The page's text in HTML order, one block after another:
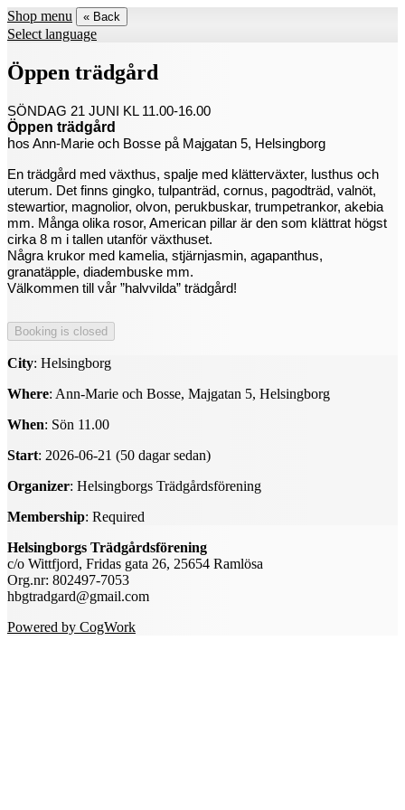
Shop menu « Back
Select language
Öppen trädgård
SÖNDAG 21 JUNI KL 11.00-16.00
Öppen trädgård
hos Ann-Marie och Bosse på Majgatan 5, Helsingborg
En trädgård med växthus, spalje med klätterväxter, lusthus och
uterum. Det finns gingko, tulpanträd, cornus, pagodträd, valnöt,
stewartior, magnolior, olvon, perukbuskar, trumpetrankor, akebia
mm. Många olika rosor, American pillar är den som klättrat högst
cirka 8 m i tallen utanför växthuset.
Några krukor med kamelia, stjärnjasmin, agapanthus,
granatäpple, diadembuske mm.
Välkommen till vår ”halvvilda” trädgård!
City: Helsingborg
Where: Ann-Marie och Bosse, Majgatan 5, Helsingborg
When: Sön 11.00
Start: 2026-06-21 (50 dagar sedan)
Organizer: Helsingborgs Trädgårdsförening
Membership: Required
Helsingborgs Trädgårdsförening
c/o Wittfjord, Fridas gata 26, 25654 Ramlösa
Org.nr: 802497-7053
hbgtradgard@gmail.com
Powered by CogWork